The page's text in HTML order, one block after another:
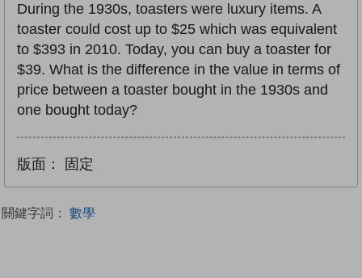
During the 1930s, toasters were luxury items. A
toaster could cost up to $25 which was equivalent
to $393 in 2010. Today, you can buy a toaster for
$39. What is the difference in the value in terms of
price between a toaster bought in the 1930s and
one bought today?
版面： 固定
關鍵字詞： 數學